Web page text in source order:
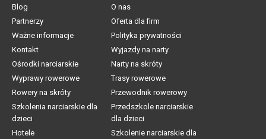
Blog
O nas
Partnerzy
Oferta dla firm
Ważne informacje
Polityka prywatności
Kontakt
Wyjazdy na narty
Ośrodki narciarskie
Narty na skróty
Wyprawy rowerowe
Trasy rowerowe
Rowery na skróty
Przewodnik rowerowy
Szkolenia narciarskie dla
dzieci
Przedszkole narciarskie
dla dzieci
Hotele
Szkolenie narciarskie dla